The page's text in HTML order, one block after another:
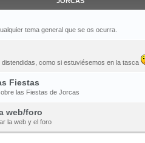
tema general que se os ocurra.
como si estuviésemos en la tasca
Fiestas
las Fiestas de Jorcas
web/foro
la web y el foro